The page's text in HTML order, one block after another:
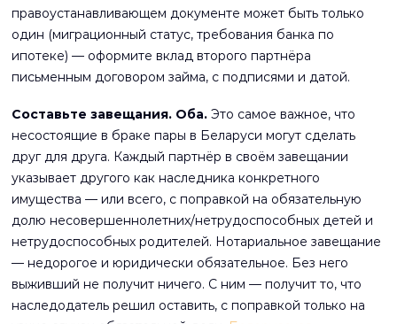
правоустанавливающем документе может быть только
один (миграционный статус, требования банка по
ипотеке) — оформите вклад второго партнёра
письменным договором займа, с подписями и датой.
Составьте завещания. Оба. Это самое важное, что
несостоящие в браке пары в Беларуси могут сделать
друг для друга. Каждый партнёр в своём завещании
указывает другого как наследника конкретного
имущества — или всего, с поправкой на обязательную
долю несовершеннолетних/нетрудоспособных детей и
нетрудоспособных родителей. Нотариальное завещание
— недорогое и юридически обязательное. Без него
выживший не получит ничего. С ним — получит то, что
наследодатель решил оставить, с поправкой только на